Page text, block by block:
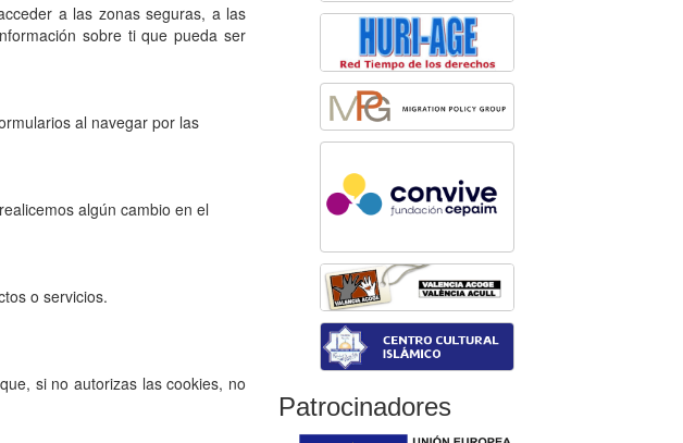
a las zonas seguras, a las
sobre ti que pueda ser
al navegar por las
algún cambio en el
o servicios.
si no autorizas las cookies, no
Patrocinadores